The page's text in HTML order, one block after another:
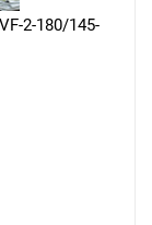
2-180/145-